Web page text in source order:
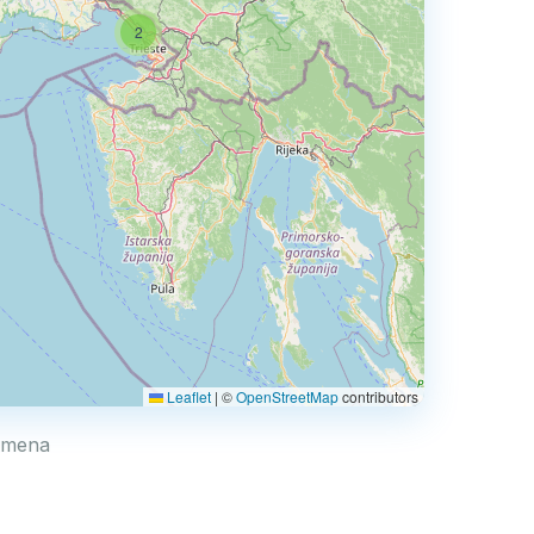
2
Leaflet | ©OpenStreetMapcontributors